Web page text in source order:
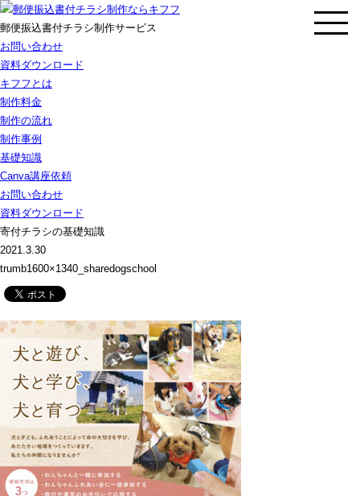
郵便振込書付チラシ制作サービス
お問い合わせ
資料ダウンロード
キフフとは
制作料金
制作の流れ
制作事例
基礎知識
Canva講座依頼
お問い合わせ
資料ダウンロード
寄付チラシの基礎知識
2021.3.30
trumb1600×1340_sharedogschool